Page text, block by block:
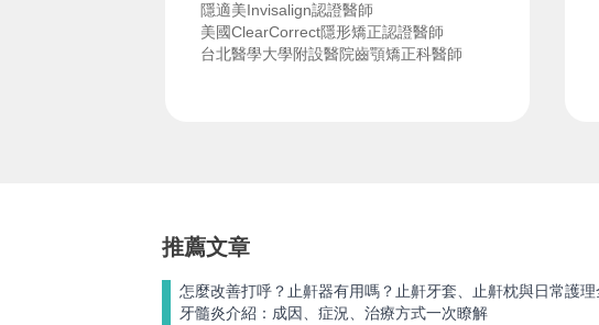
隱適美Invisalign認證醫師
美國ClearCorrect隱形矯正認證醫師
台北醫學大學附設醫院齒顎矯正科醫師
推薦文章
怎麼改善打呼？止鼾器有用嗎？止鼾牙套、止鼾枕與日常護
牙髓炎介紹：成因、症況、治療方式一次瞭解